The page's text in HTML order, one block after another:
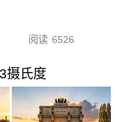
阅读 6526
摄氏度